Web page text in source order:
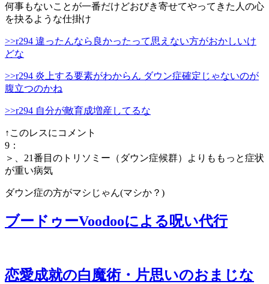
何事もないことが一番だけどおびき寄せてやってきた人の心
を抉るような仕掛け
>>r294 違ったんなら良かったって思えない方がおかしいけ
どな
>>r294 炎上する要素がわからん ダウン症確定じゃないのが
腹立つのかね
>>r294 自分が敵育成増産してるな
↑このレスにコメント
9 ：
＞、21番目のトリソミー（ダウン症候群）よりももっと症状
が重い病気
ダウン症の方がマシじゃん(マシか？)
ブードゥーVoodooによる呪い代行
恋愛成就の白魔術・片思いのおまじな